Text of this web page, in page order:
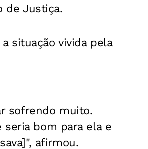
de Justiça.
situação vivida pela
sofrendo muito.
bom para ela e
afirmou.